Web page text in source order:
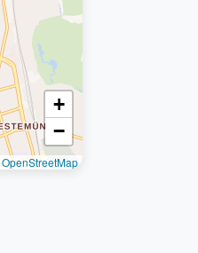
+
−
OpenStreetMap